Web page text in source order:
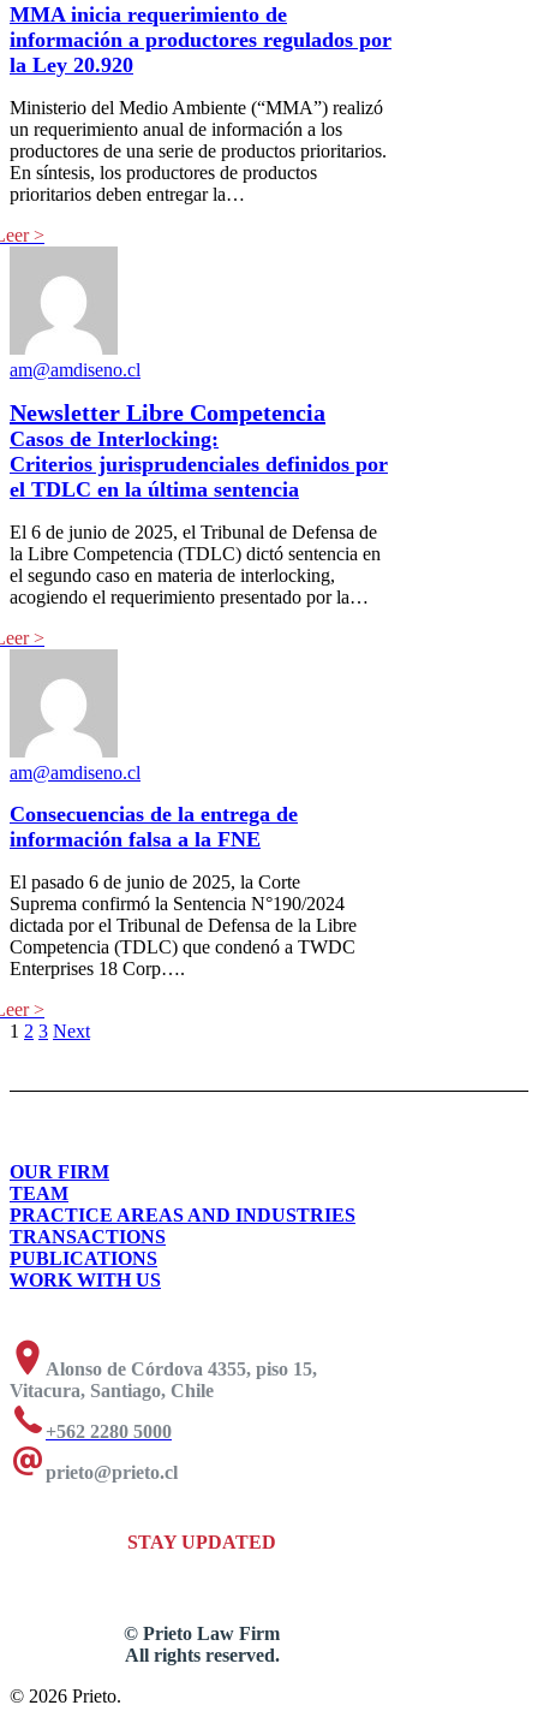
MMA inicia requerimiento de
información a productores regulados por
la Ley 20.920
Ministerio del Medio Ambiente (“MMA”) realizó
un requerimiento anual de información a los
productores de una serie de productos prioritarios.
En síntesis, los productores de productos
prioritarios deben entregar la…
am@amdiseno.cl
Newsletter Libre Competencia
Casos de Interlocking:
Criterios jurisprudenciales definidos por
el TDLC en la última sentencia
El 6 de junio de 2025, el Tribunal de Defensa de
la Libre Competencia (TDLC) dictó sentencia en
el segundo caso en materia de interlocking,
acogiendo el requerimiento presentado por la…
am@amdiseno.cl
Consecuencias de la entrega de
información falsa a la FNE
El pasado 6 de junio de 2025, la Corte
Suprema confirmó la Sentencia N°190/2024
dictada por el Tribunal de Defensa de la Libre
Competencia (TDLC) que condenó a TWDC
Enterprises 18 Corp….
1 2 3 Next
OUR FIRM
TEAM
PRACTICE AREAS AND INDUSTRIES
TRANSACTIONS
PUBLICATIONS
WORK WITH US
Alonso de Córdova 4355, piso 15,
Vitacura, Santiago, Chile
+562 2280 5000
prieto@prieto.cl
STAY UPDATED
© Prieto Law Firm
All rights reserved.
© 2026 Prieto.